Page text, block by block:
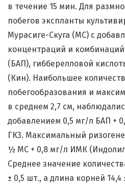
в течение 15 мин. Для
побегов экспланты
Мурасиге-Скуга (MС) с
концентраций и
(БАП), гибберелловой
(Кин). Наибольшее
побегообразования и
в среднем 2,7 см,
добавлением 0,5 мг/л БАП +
ГК3. Максимальный
½ МС + 0,8 мг/л ИМК
Среднее значение
± 0,5 шт., а длина корней 14,4